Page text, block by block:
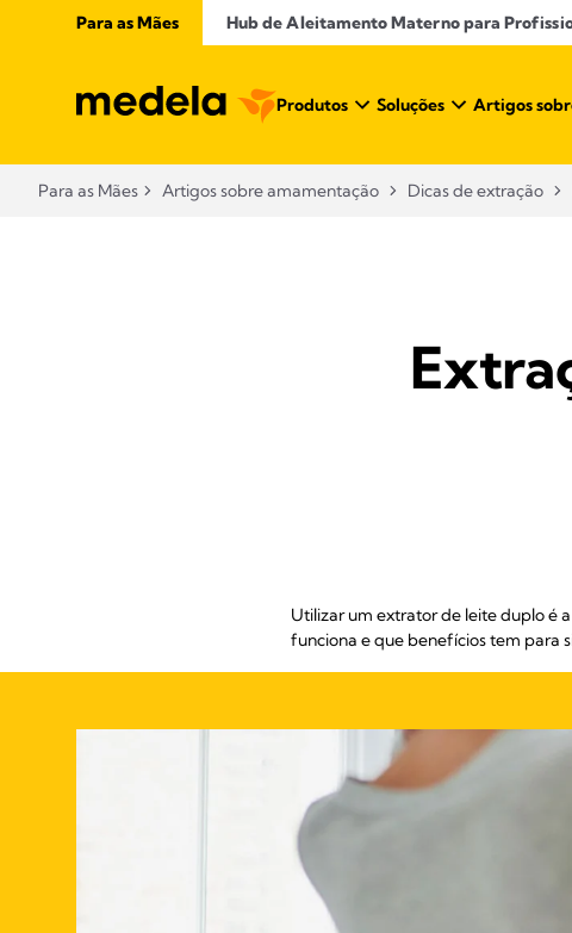
Para as Mães Hub de Aleitamento Materno para
Produtos Soluções Artigos
Para as Mães Artigos sobre amamentação​ Dicas de extração
Utilizar um extrator de leite duplo é
funciona e que benefícios tem para